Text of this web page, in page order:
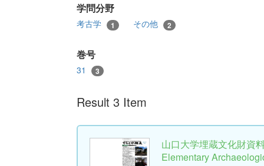
学問分野
考古学 1 その他 2
巻号
31 3
Result 3 Item
山口大学埋蔵文化財資
Elementary